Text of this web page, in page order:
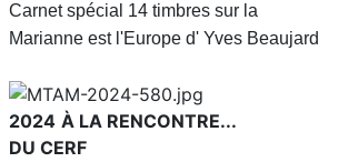
Carnet spécial 14 timbres sur la
Marianne est l'Europe d' Yves Beaujard
2024 À LA RENCONTRE...
DU CERF